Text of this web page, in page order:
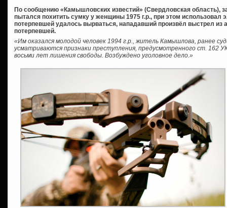
По сообщению «Камышловских известий» (Свердловская область),
пытался похитить сумку у женщины 1975 г.р., при этом использовал
потерпевшей удалось вырваться, нападавший произвёл выстрел из
потерпевшей.
«Им оказался молодой человек 1994 г.р., житель Камышлова, ранее
усматриваются признаки преступления, предусмотренного ст. 162
восьми лет лишения свободы. Возбуждено уголовное дело.»